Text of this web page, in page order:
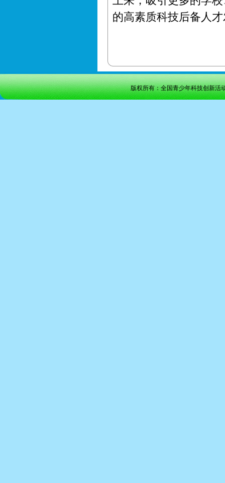
的高素质科技后备人
版权所有：全国青少年科技创新